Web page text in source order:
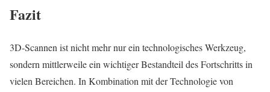
Fazit
3D-Scannen ist nicht mehr nur ein technologisches Werkzeug,
sondern mittlerweile ein wichtiger Bestandteil des Fortschritts in
vielen Bereichen. In Kombination mit der Technologie von